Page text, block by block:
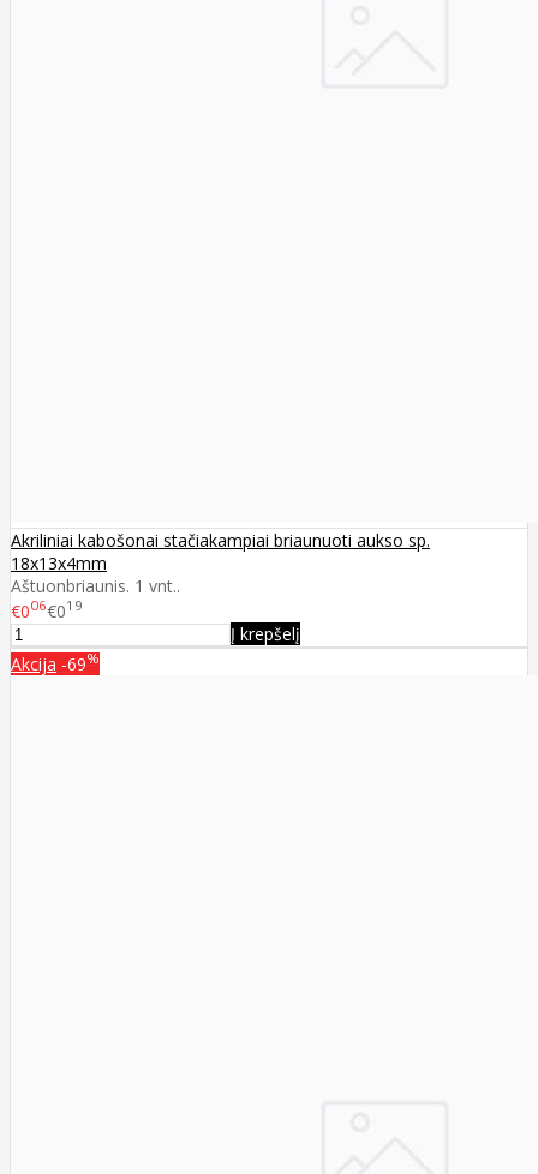
Akriliniai kabošonai stačiakampiai briaunuoti aukso sp.
18x13x4mm
Aštuonbriaunis. 1 vnt..
€006€019
Į krepšelį
Akcija -69%